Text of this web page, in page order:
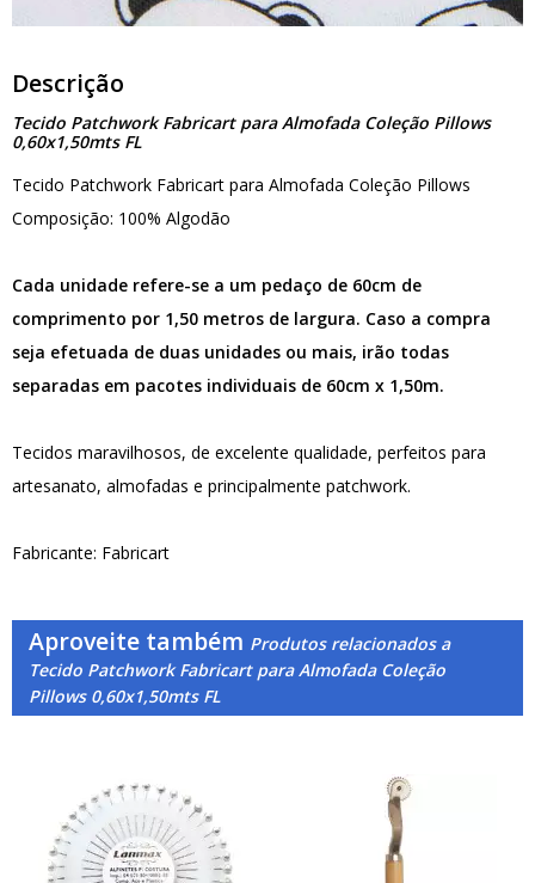
Descrição
Tecido Patchwork Fabricart para Almofada Coleção Pillows
0,60x1,50mts FL
Tecido Patchwork Fabricart para Almofada Coleção Pillows
Composição: 100% Algodão
Cada unidade refere-se a um pedaço de 60cm de
comprimento por 1,50 metros de largura. Caso a compra
seja efetuada de duas unidades ou mais, irão todas
separadas em pacotes individuais de 60cm x 1,50m.
Tecidos maravilhosos, de excelente qualidade, perfeitos para
artesanato, almofadas e principalmente patchwork.
Fabricante: Fabricart
Aproveite também Produtos relacionados a
Tecido Patchwork Fabricart para Almofada Coleção
Pillows 0,60x1,50mts FL